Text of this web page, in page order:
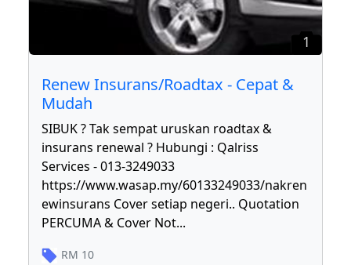
1
Renew Insurans/Roadtax - Cepat &
Mudah
SIBUK ? Tak sempat uruskan roadtax &
insurans renewal ? Hubungi : Qalriss
Services - 013-3249033
https://www.wasap.my/60133249033/nakren
ewinsurans Cover setiap negeri.. Quotation
PERCUMA & Cover Not...
RM 10